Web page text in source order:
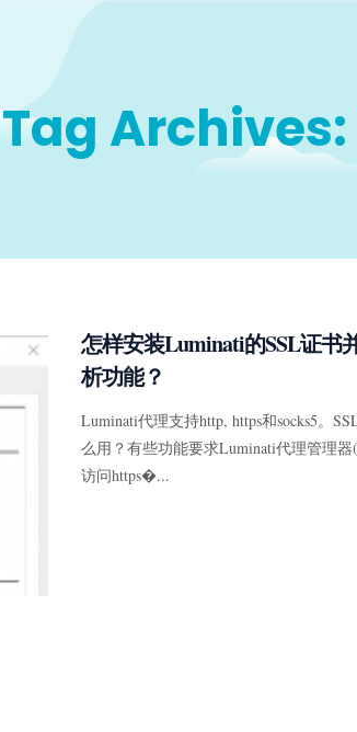
Tag Archives:
怎样安装Luminati的SSL证书
析功能？
Luminati代理支持http, https和socks5。
么用？有些功能要求Luminati代理管理
访问https�...